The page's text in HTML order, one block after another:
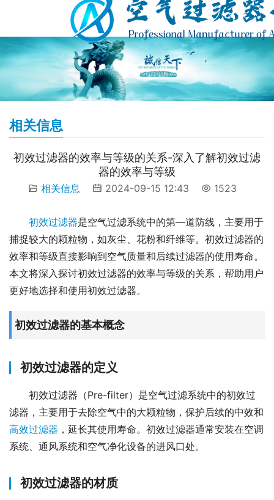
相关信息
初效过滤器的效率与等级的关系-深入了解初效过滤
器的效率与等级
相关信息 2024-09-15 12:43 1523
初效过滤器是空气过滤系统中的第—道防线，主要用于
捕捉较大的颗粒物，如灰尘、花粉和纤维等。初效过滤器的
效率和等级直接影响到空气质量和后续过滤器的使用寿命。
本文将深入探讨初效过滤器的效率与等级的关系，帮助用户
更好地选择和使用初效过滤器。
初效过滤器的基本概念
初效过滤器的定义
初效过滤器（Pre-filter）是空气过滤系统中的初效过
滤器，主要用于去除空气中的大颗粒物，保护后续的中效和
高效过滤器 ，延长其使用寿命。初效过滤器通常安装在空调
系统、通风系统和空气净化设备的进风口处。
初效过滤器的材质